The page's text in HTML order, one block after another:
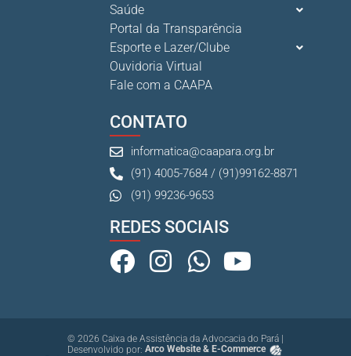
Saúde
Portal da Transparência
Esporte e Lazer/Clube
Ouvidoria Virtual
Fale com a CAAPA
CONTATO
informatica@caapara.org.br
(91) 4005-7684 / (91)99162-8871
(91) 99236-9653
REDES SOCIAIS
© 2026 Caixa de Assistência da Advocacia do Pará |
Desenvolvido por: Arco Website & E-Commerce